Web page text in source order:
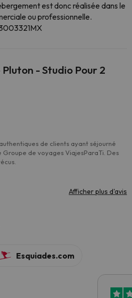
est donc réalisée dans le
ou professionnelle.
- Studio Pour 2
de clients ayant séjourné
de voyages ViajesParaTi. Des
Afficher plus d'avis
Esquiades.com